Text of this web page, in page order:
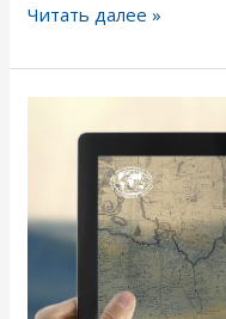
Читать далее »
диктант